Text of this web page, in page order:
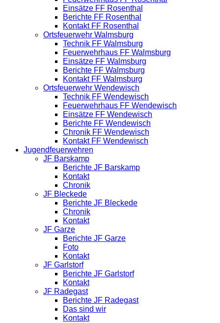
Einsätze FF Rosenthal
Berichte FF Rosenthal
Kontakt FF Rosenthal
Ortsfeuerwehr Walmsburg
Technik FF Walmsburg
Feuerwehrhaus FF Walmsburg
Einsätze FF Walmsburg
Berichte FF Walmsburg
Kontakt FF Walmsburg
Ortsfeuerwehr Wendewisch
Technik FF Wendewisch
Feuerwehrhaus FF Wendewisch
Einsätze FF Wendewisch
Berichte FF Wendewisch
Chronik FF Wendewisch
Kontakt FF Wendewisch
Jugendfeuerwehren
JF Barskamp
Berichte JF Barskamp
Kontakt
Chronik
JF Bleckede
Berichte JF Bleckede
Chronik
Kontakt
JF Garze
Berichte JF Garze
Foto
Kontakt
JF Garlstorf
Berichte JF Garlstorf
Kontakt
JF Radegast
Berichte JF Radegast
Das sind wir
Kontakt